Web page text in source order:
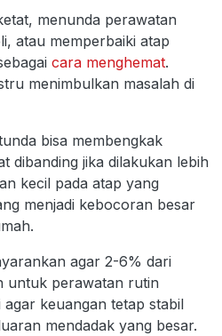
menunda perawatan
atau memperbaiki atap
cara menghemat.
menimbulkan masalah di
bisa membengkak
dibanding jika dilakukan lebih
kecil pada atap yang
menjadi kebocoran besar
agar 2-6% dari
untuk perawatan rutin
keuangan tetap stabil
mendadak yang besar.